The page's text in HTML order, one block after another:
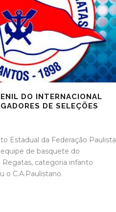
DO INTERNACIONAL
DE SELEÇÕES
Estadual da Federação Paulista
de basquete do
Regatas, categoria infanto
o C.A.Paulistano.